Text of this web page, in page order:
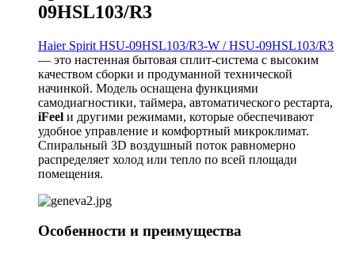
09HSL103/R3
Haier Spirit HSU-09HSL103/R3-W / HSU-09HSL103/R3
— это настенная бытовая сплит-система с высоким
качеством сборки и продуманной технической
начинкой. Модель оснащена функциями
самодиагностики, таймера, автоматического рестарта,
iFeel и другими режимами, которые обеспечивают
удобное управление и комфортный микроклимат.
Спиральный 3D воздушный поток равномерно
распределяет холод или тепло по всей площади
помещения.
Особенности и преимущества